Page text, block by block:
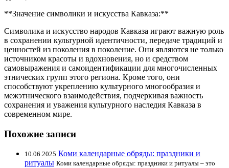
**Значение символики и искусства Кавказа:**
Символика и искусство народов Кавказа играют важную роль
в сохранении культурной идентичности, передаче традиций и
ценностей из поколения в поколение. Они являются не только
источником красоты и вдохновения, но и средством
самовыражения и самоидентификации для многочисленных
этнических групп этого региона. Кроме того, они
способствуют укреплению культурного многообразия и
межэтнического взаимодействия, подчеркивая важность
сохранения и уважения культурного наследия Кавказа в
современном мире.
Похожие записи
10.06.2025 Коми календарные обряды: праздники и
ритуалы Коми календарные обряды: праздники и ритуалы – это